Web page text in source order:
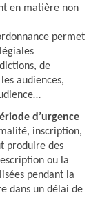
en matière non
permet
de
audiences,
d’urgence
inscription,
produire des
ou la
pendant la
dans un délai de